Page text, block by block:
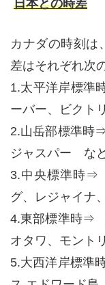
日本との時差
カナダの時刻は
差はそれぞれ次
1.太平洋岸標
ーバー、ビク
2.山岳部標準時
ジャスパー な
3.中央標準時⇒
グ、レジャイナ
4.東部標準時⇒
オタワ、モン
5.大西洋岸標